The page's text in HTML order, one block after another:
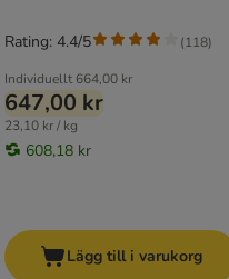
Individuellt 664,00 kr
647,00 kr
23,10 kr / kg
608,18 kr
Rating: 4.4/5 (118)
Lägg till i varukorg